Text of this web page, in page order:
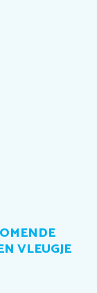
VLEUGJE